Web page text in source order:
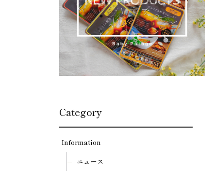
Category
Information
ニュース